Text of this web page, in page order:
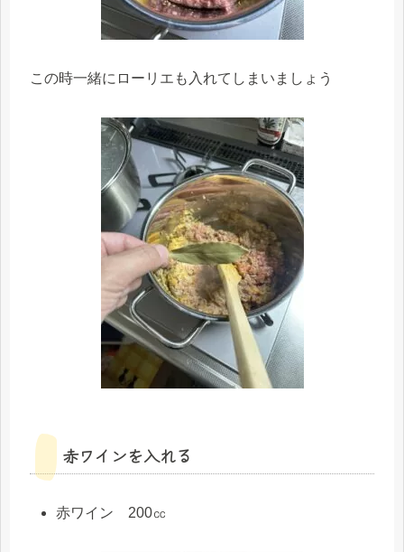
この時一緒にローリエも入れてしまいましょう
赤ワインを入れる
赤ワイン 200㏄